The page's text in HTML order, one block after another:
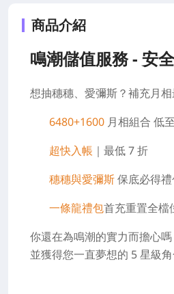
商品介紹
鳴潮儲值服務 - 安
想抽穗穗、愛彌斯？補充月
6480+1600 月相組合 低
超快入帳 ｜最低 7 折
穗穗與愛彌斯保底必得
一條龍禮包首充重置全檔
你還在為鳴潮的實力而擔心
並獲得您一直夢想的 5 星級角